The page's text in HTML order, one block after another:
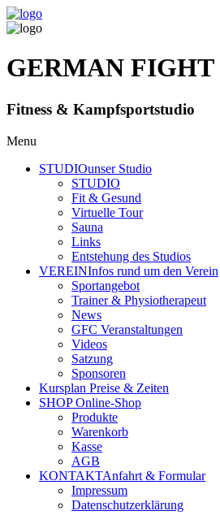
GERMAN
Fitness & Kampfsportstudio
Menu
STUDIOunser Studio
STUDIO
Fit & Gesund
Virtuelle Tour
Sauna
Links
Entstehung des Studios
VEREINInfos rund um den Verein
Sportangebot
Trainer& Physiotherapeut
News
GFC Veranstaltungen
Videos
Satzung
Sponsoren
Kursplan Preise & Zeiten
SHOPOnline-Shop
Produkte
Warenkorb
Kasse
AGB
KONTAKTAnfahrt & Formular
Impressum
Datenschutzerklärung